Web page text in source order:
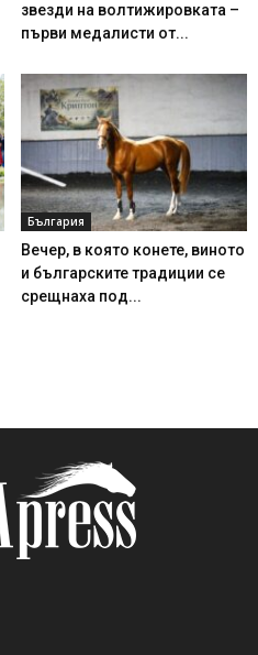
звезди на волтижировката –
първи медалисти от...
България
Вечер, в която конете, виното
и българските традиции се
срещнаха под...